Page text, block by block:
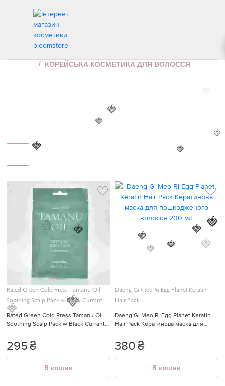
КОРЕЙСЬКА КОСМЕТИКА ДЛЯ ВОЛОССЯ
КОРЕЙСЬКА КОСМЕТИКА ДЛЯ ВОЛОССЯ
Rated Green Cold Press Tamanu Oil
Soothing Scalp Pack w Black Currant
Rated Green Cold Press Tamanu Oil
Soothing Scalp Pack w Black Currant
50 мл
295₴
В кошик
Daeng Gi Meo Ri Egg Planet Keratin
Hair Pack
Daeng Gi Meo Ri Egg Planet Keratin
Hair Pack Кератинова маска для
380₴
В кошик
🍓
🍓 🍓
🍓 🍓
🍓